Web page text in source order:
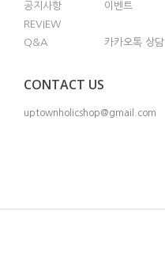
공지사항
이벤트
REVIEW
Q&A
카카오톡 상담
CONTACT US
uptownholicshop@gmail.com